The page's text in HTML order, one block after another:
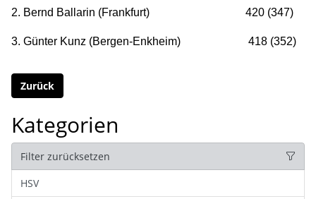
2. Bernd Ballarin (Frankfurt) 420 (347)
3. Günter Kunz (Bergen-Enkheim) 418 (352)
Zurück
Kategorien
Filter zurücksetzen
HSV